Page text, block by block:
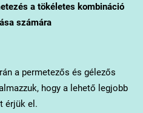
a tökéletes kombináció
számára
a permetezős és gélezős
hogy a lehető legjobb
érjük el.